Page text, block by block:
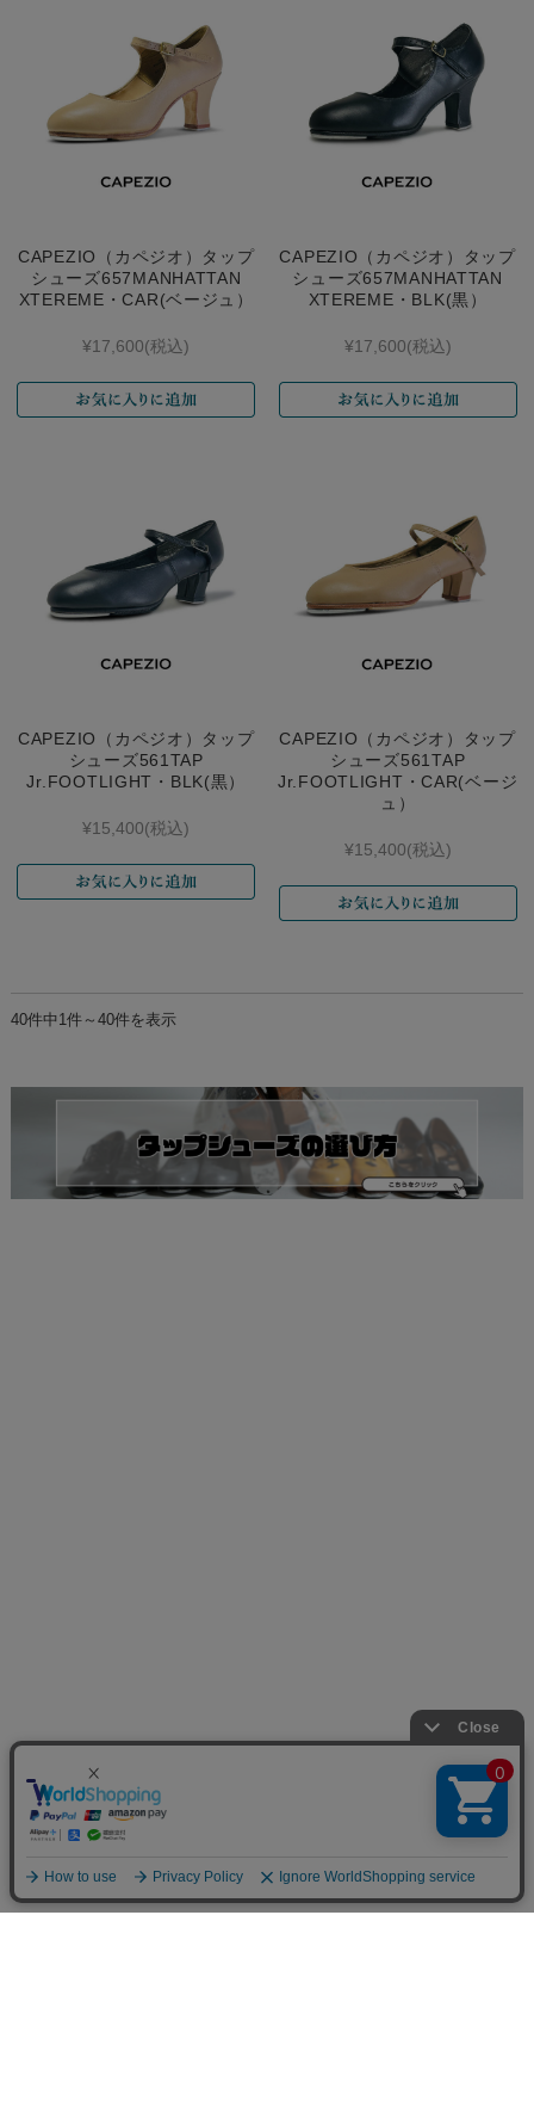
CAPEZIO（カペジオ）タップ
シューズ657MANHATTAN
XTEREME・CAR(ベージュ）
¥17,600(税込)
CAPEZIO（カペジオ）タップ
シューズ657MANHATTAN
XTEREME・BLK(黒）
¥17,600(税込)
CAPEZIO（カペジオ）タップ
シューズ561TAP
Jr.FOOTLIGHT・BLK(黒）
¥15,400(税込)
CAPEZIO（カペジオ）タップ
シューズ561TAP
Jr.FOOTLIGHT・CAR(ベージ
ュ）
¥15,400(税込)
40件中1件～40件を表示